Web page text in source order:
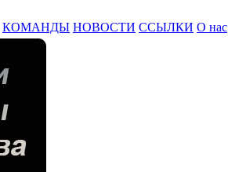
КОМАНДЫ НОВОСТИ ССЫЛКИ О нас